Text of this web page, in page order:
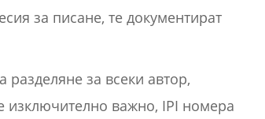
за писане, те документират
за всеки автор,
изключително важно, IPI номера